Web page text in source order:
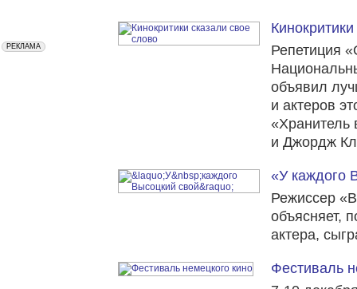
Репетиция
объявил
и актеров
«Хранитель
и Джордж
«У каждого
Режиссер
объясняет,
актера,
Фестиваль